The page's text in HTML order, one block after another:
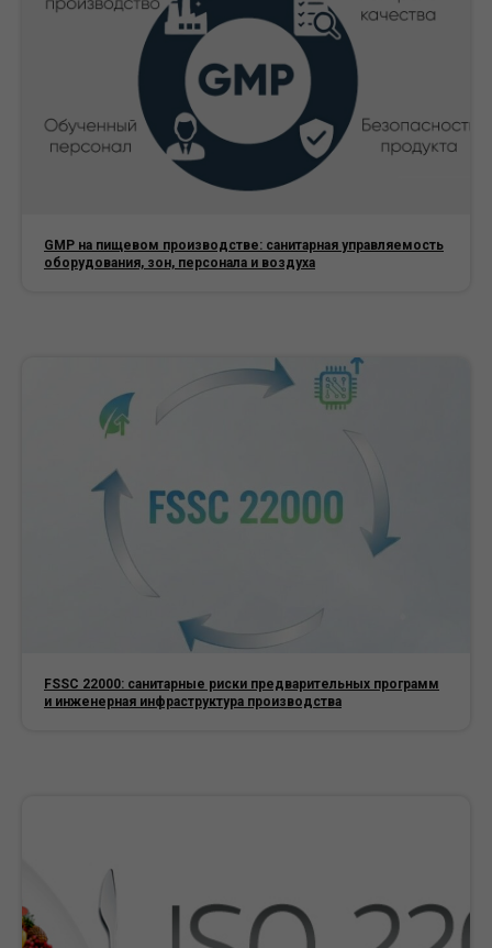
GMP на пищевом производстве: санитарная управляемость
оборудования, зон, персонала и воздуха
FSSC 22000: санитарные риски предварительных программ
и инженерная инфраструктура производства